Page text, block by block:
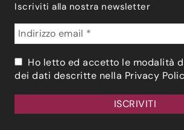
Iscriviti alla nostra newsletter
Ho letto ed accetto le modalità
dei dati descritte nella Privacy